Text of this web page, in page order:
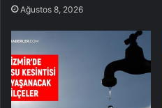
Ağustos 8, 2026